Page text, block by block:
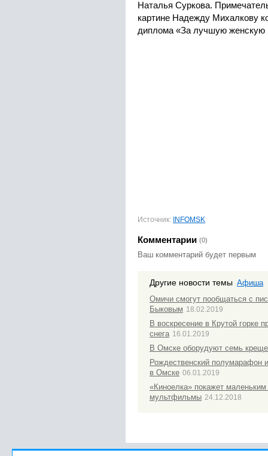
Наталья Суркова.
картине Надежду Михалкову
диплома «За лучшую женскую
Источник: INFOMSK
Комментарии (0)
Ваш комментарий будет первым
Другие новости темы Афиша
Омичи смогут пообщаться с
Быковым 18.02.2019
В воскресение в Крутой горке
снега 16.01.2019
В Омске оборудуют семь
Рождественский полумарафон
в Омске 06.01.2019
«Киноелка» покажет
мультфильмы 24.12.2018